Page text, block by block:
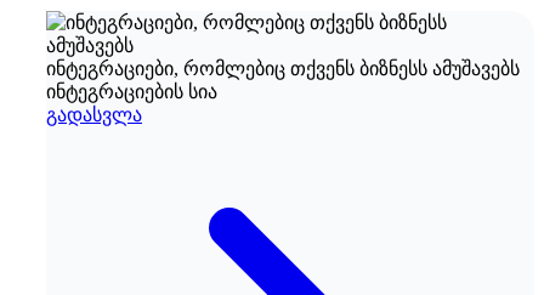
ინტეგრაციები, რომლებიც თქვენს ბიზნესს ამუშავებს
ინტეგრაციების სია
გადასვლა